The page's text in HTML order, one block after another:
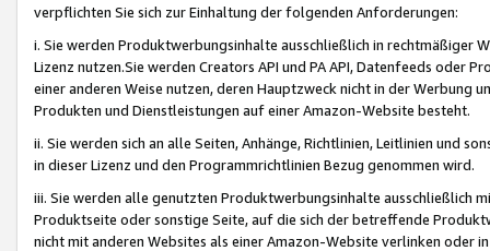
verpflichten Sie sich zur Einhaltung der folgenden Anforderungen:
i. Sie werden Produktwerbungsinhalte ausschließlich in rechtmäßiger
Lizenz nutzen.Sie werden Creators API und PA API, Datenfeeds oder
einer anderen Weise nutzen, deren Hauptzweck nicht in der Werbung
Produkten und Dienstleistungen auf einer Amazon-Website besteht.
ii. Sie werden sich an alle Seiten, Anhänge, Richtlinien, Leitlinien und
in dieser Lizenz und den Programmrichtlinien Bezug genommen wird.
iii. Sie werden alle genutzten Produktwerbungsinhalte ausschließlich
Produktseite oder sonstige Seite, auf die sich der betreffende
nicht mit anderen Websites als einer Amazon-Website verlinken oder